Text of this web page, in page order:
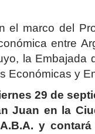
el marco del
entre
la Embajada
Económicas y
29 de
Juan en la
y